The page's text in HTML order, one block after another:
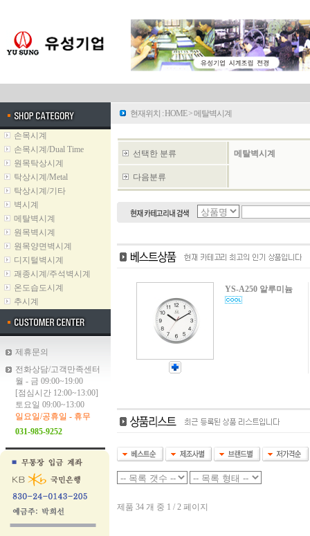
손목시계
손목시계/Dual Time
원목탁상시계
탁상시계/Metal
탁상시계/기타
벽시계
메탈벽시계
원목벽시계
원목양면벽시계
디지털벽시계
괘종시계/주석벽시계
온도습도시계
추시계
제휴문의
전화상담/고객만족센터
월 - 금 09:00~19:00
[점심시간 12:00~13:00]
토요일 09:00~13:00
일요일/공휴일 - 휴무
031-985-9252
현재위치 :HOME >메탈벽시계
선택한 분류 메탈벽시계
다음분류
YS-A250 알루미늄
제품 34 개 중 1 / 2 페이지